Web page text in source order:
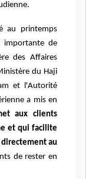
au printemps
importante de
des Affaires
du Haji
et l'Autorité
a mis en
aux clients
et qui facilite
directement au
de rester en